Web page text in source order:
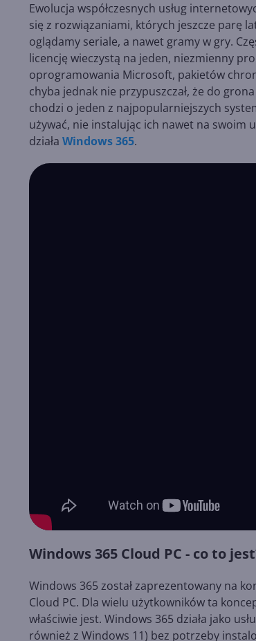
Ewolucja współczesnych usług
się z rozwiązaniami, których jeszcze parę
oglądamy seriale, a nawet gramy w gry.
licencję wieczystą na jeden, niezmienny
oprogramowania Microsoft, pakietów
chyba jednak nie przypuszczał, że do
chodzi o jeden z najpopularniejszych
używać, nie instalując ich nawet na swoim
działa Windows 365.
Windows 365 Cloud PC - co to
Windows 365 został zaprezentowany na
Cloud PC. Dla wielu użytkowników ta
właściwie jest. Windows 365 działa jako
również z Windows 11) bez potrzeby